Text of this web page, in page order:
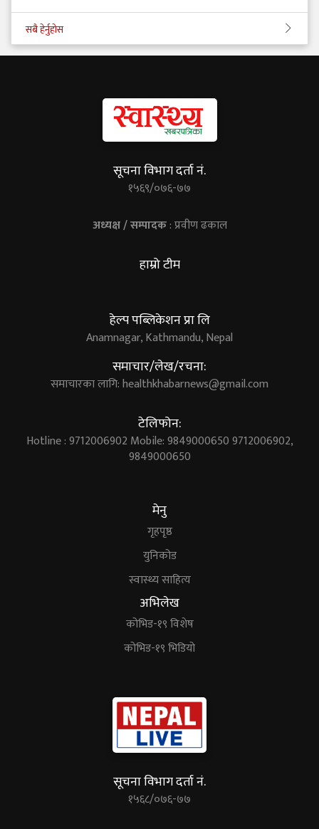
सबै हेर्नुहोस
सूचना विभाग दर्ता नं.
१५६९/०७६-७७
अध्यक्ष / सम्पादक: प्रवीण ढकाल
हाम्रो टीम
हेल्प पब्लिकेशन प्रा लि
Anamnagar, Kathmandu, Nepal
समाचार/लेख/रचना:
समाचारका लागि:healthkhabarnews@gmail.com
टेलिफोन:
Hotline : 9712006902 Mobile: 9849000650 9712006902,
9849000650
मेनु
गृहपृष्ठ
युनिकोड
स्वास्थ्य साहित्य
अभिलेख
कोभिड-१९ विशेष
कोभिड-१९ भिडियो
सूचना विभाग दर्ता नं.
१५६८/०७६-७७